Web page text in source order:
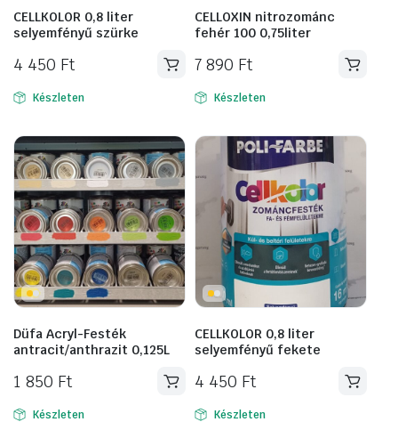
CELLKOLOR 0,8 liter
selyemfényű szürke
4 450 Ft
Készleten
CELLOXIN nitrozománc
fehér 100 0,75liter
7 890 Ft
Készleten
Düfa Acryl-Festék
antracit/anthrazit 0,125L
1 850 Ft
Készleten
CELLKOLOR 0,8 liter
selyemfényű fekete
4 450 Ft
Készleten